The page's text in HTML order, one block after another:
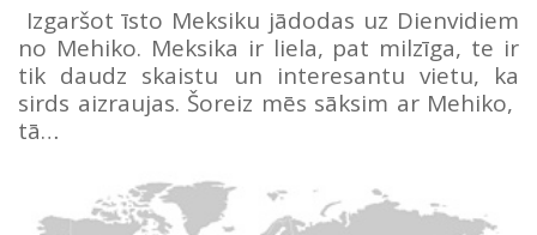
Izgaršot īsto Meksiku jādodas uz Dienvidiem
no Mehiko. Meksika ir liela, pat milzīga, te ir
tik daudz skaistu un interesantu vietu, ka
sirds aizraujas. Šoreiz mēs sāksim ar Mehiko,
tā…